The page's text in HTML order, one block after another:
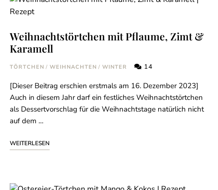
Weihnachtstörtchen mit Pflaume, Zimt &
Karamell
TÖRTCHEN / WEIHNACHTEN / WINTER 14
[Dieser Beitrag erschien erstmals am 16. Dezember 2023]
Auch in diesem Jahr darf ein festliches Weihnachtstörtchen
als Dessertvorschlag für die Weihnachtstage natürlich nicht
auf dem …
WEITERLESEN